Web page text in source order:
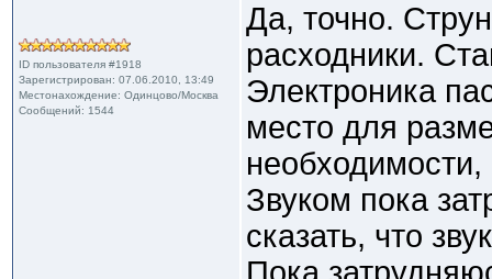
ID пользователя #1918
Зарегистрирован: 07.06.2010, 13:49
Местонахождение: Одинцово/Москва
Сообщений: 1544
Да, точно.
расходники.
Электроника
место для
Звуком пока
сказать, что